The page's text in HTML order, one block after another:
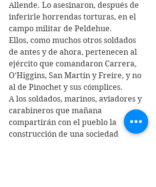
Allende. Lo asesinaron, después de
inferirle horrendas torturas, en el
campo militar de Peldehue.
Ellos, como muchos otros soldados
de antes y de ahora, pertenecen al
ejército que comandaron Carrera,
O’Higgins, San Martín y Freire, y no
al de Pinochet y sus cómplices.
A los soldados, marinos, aviadores y
carabineros que mañana
compartirán con el pueblo la
construcción de una sociedad